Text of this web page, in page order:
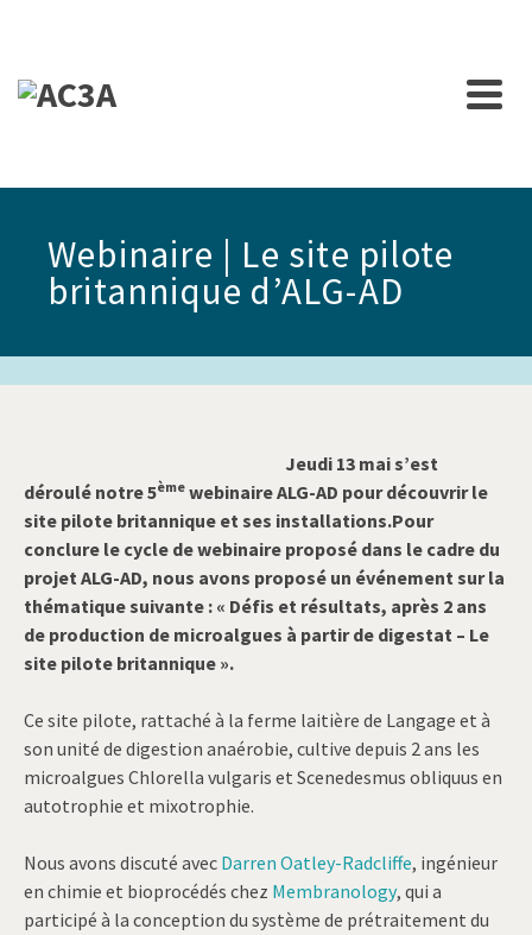
Webinaire | Le site pilote
britannique d’ALG-AD
Jeudi 13 mai s’est
déroulé notre 5ème webinaire ALG-AD pour découvrir le
site pilote britannique et ses installations.Pour
conclure le cycle de webinaire proposé dans le cadre du
projet ALG-AD, nous avons proposé un événement sur la
thématique suivante : « Défis et résultats, après 2 ans
de production de microalgues à partir de digestat – Le
site pilote britannique ».
Ce site pilote, rattaché à la ferme laitière de Langage et à
son unité de digestion anaérobie, cultive depuis 2 ans les
microalgues Chlorella vulgaris et Scenedesmus obliquus en
autotrophie et mixotrophie.
Nous avons discuté avec Darren Oatley-Radcliffe, ingénieur
en chimie et bioprocédés chez Membranology, qui a
participé à la conception du système de prétraitement du